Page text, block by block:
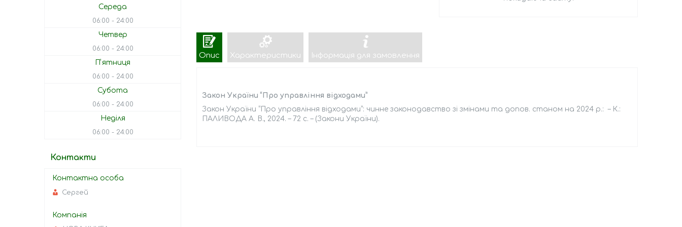
Опис Характеристики Інформація для замовлення
Закон України “Про управління відходами”
Закон України “Про управління відходами”: чинне законодавство зі змінами та допов. станом на 2024 р.: – К.:
ПАЛИВОДА А. В., 2024. – 72 с. – (Закони України).
Середа
06:00 24:00
Четвер
06:00 24:00
Пʼятниця
06:00 24:00
Субота
06:00 24:00
Неділя
06:00 24:00
Контакти
Сергей